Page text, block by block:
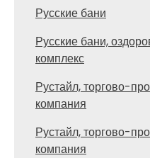
Русские бани
Русские бани,
комплекс
Рустайл, торгово-
компания
Рустайл, торгово-
компания